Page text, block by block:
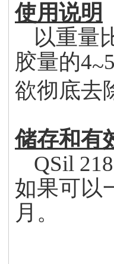
使用说明
以重量
胶量的4~
欲彻底去
储存和有
QSil 218
如果可以
月。